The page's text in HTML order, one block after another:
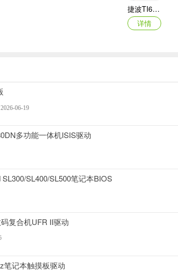
捷波TI61AG-A主板BIOS
详情
Canon佳能 PowerShot A310 WIA驱动
2026-06-19
多功能一体机ISIS驱动
SL400/SL500笔记本BIOS
复合机UFR II驱动
笔记本触摸板驱动